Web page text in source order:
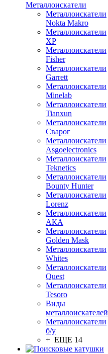
Металлоискатели
Металлоискатели
Nokta Makro
Металлоискатели
XP
Металлоискатели
Fisher
Металлоискатели
Garrett
Металлоискатели
Minelab
Металлоискатели
Tianxun
Металлоискатели
Сварог
Металлоискатели
Asgoelectronics
Металлоискатели
Teknetics
Металлоискатели
Bounty Hunter
Металлоискатели
Lorenz
Металлоискатели
АКА
Металлоискатели
Golden Mask
Металлоискатели
Whites
Металлоискатели
Quest
Металлоискатели
Tesoro
Виды
металлоискателей
Металлоискатели
б/у
+ ЕЩЕ 14